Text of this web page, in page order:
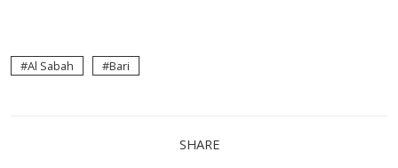
Al Sabah Bari
SHARE